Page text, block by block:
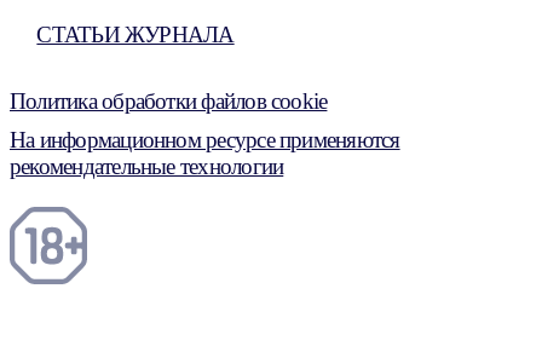
СТАТЬИ ЖУРНАЛА
Политика обработки файлов cookie
На информационном ресурсе применяются
рекомендательные технологии